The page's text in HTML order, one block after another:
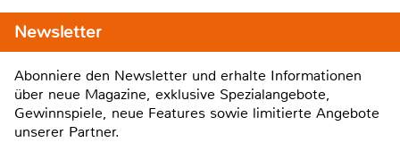
Newsletter
Abonniere den Newsletter und erhalte Informationen
über neue Magazine, exklusive Spezialangebote,
Gewinnspiele, neue Features sowie limitierte Angebote
unserer Partner.